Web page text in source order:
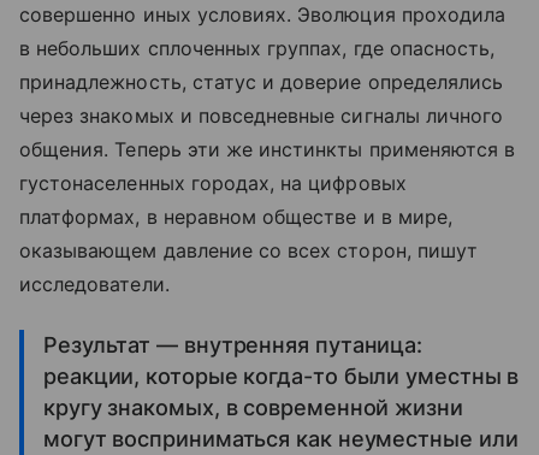
совершенно иных условиях. Эволюция проходила
в небольших сплоченных группах, где опасность,
принадлежность, статус и доверие определялись
через знакомых и повседневные сигналы личного
общения. Теперь эти же инстинкты применяются в
густонаселенных городах, на цифровых
платформах, в неравном обществе и в мире,
оказывающем давление со всех сторон, пишут
исследователи.
Результат — внутренняя путаница:
реакции, которые когда-то были уместны в
кругу знакомых, в современной жизни
могут восприниматься как неуместные или